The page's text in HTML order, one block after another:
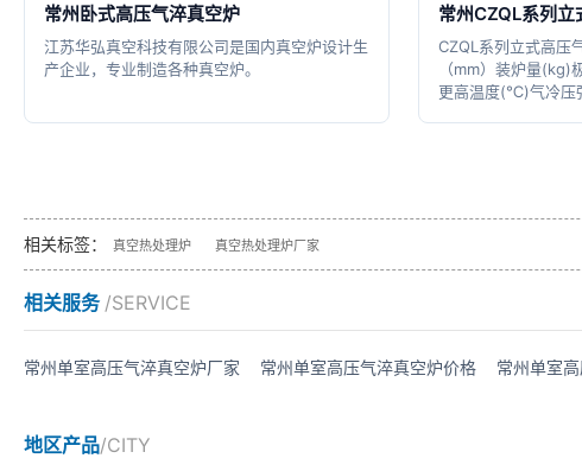
常州卧式高压气淬真空炉
江苏华弘真空科技有限公司是国内真空炉设计生
产企业，专业制造各种真空炉。
常州CZQL系列
CZQL系列立式高压
（mm）装炉量
更高温度(℃)气冷压
相关标签： 真空热处理炉 真空热处理炉厂家
相关服务 /SERVICE
常州单室高压气淬真空炉厂家 常州单室高压气淬真空炉价格 常州单室
地区产品/CITY